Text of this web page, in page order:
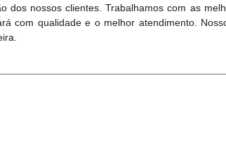
dos nossos clientes. Trabalhamos com as
com qualidade e o melhor atendimento.